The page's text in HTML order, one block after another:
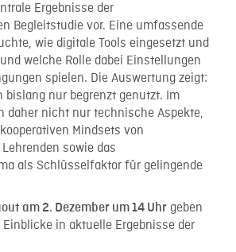
Ergebnisse der
Begleitstudie vor. Eine umfassende
wie digitale Tools eingesetzt und
welche Rolle dabei Einstellungen
spielen. Die Auswertung zeigt:
bislang nur begrenzt genutzt. Im
daher nicht nur technische Aspekte,
Mindsets von
sowie das
als Schlüsselfaktor für gelingende
am 2. Dezember um 14 Uhr geben
in aktuelle Ergebnisse der